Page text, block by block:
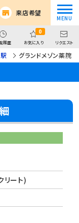
来店希望
履歴
0
お気に入り リクエスト
グランドメゾン薬院
リート)